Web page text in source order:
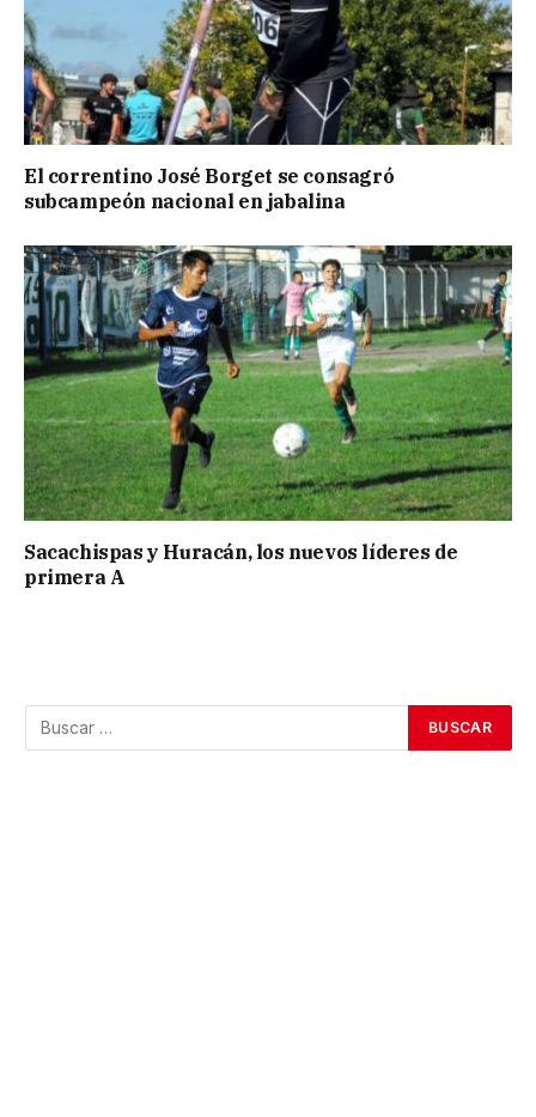
El correntino José Borget se consagró
subcampeón nacional en jabalina
Sacachispas y Huracán, los nuevos líderes de
primera A